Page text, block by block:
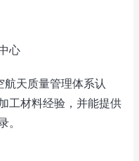
心
天质量管理体系认
工材料经验，并能提供
。